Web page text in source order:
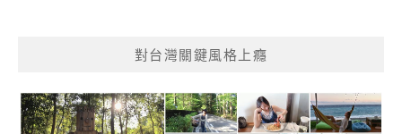
對台灣關鍵風格上癮